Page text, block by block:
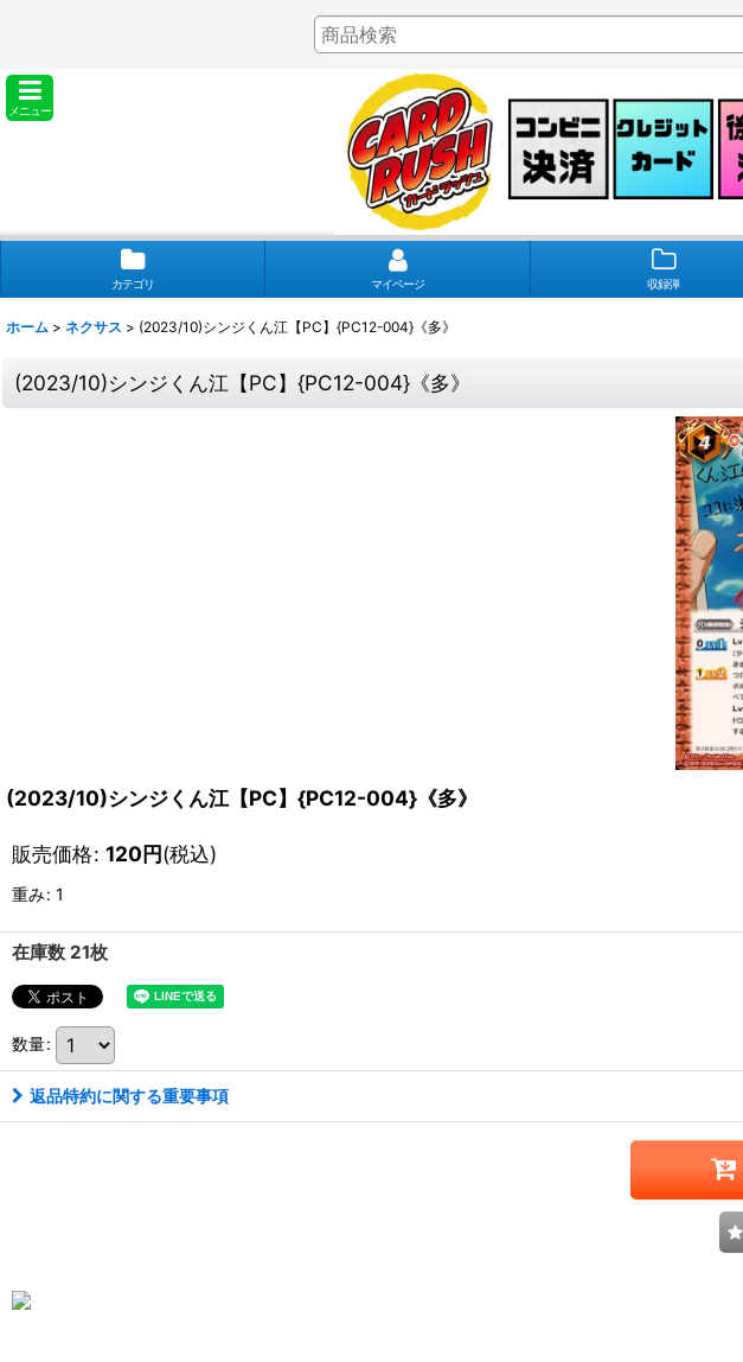
メニュー
カテゴリ マイページ 収録弾
ホーム > ネクサス > (2023/10)シンジくん江【PC】{PC12-004}《多》
(2023/10)シンジくん江【PC】{PC12-004}《多》
(2023/10)シンジくん江【PC】{PC12-004}《多》
販売価格: 120円(税込)
重み: 1
在庫数 21枚
数量:
返品特約に関する重要事項